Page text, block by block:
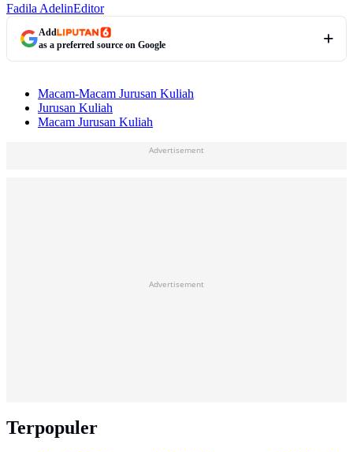
Fadila AdelinEditor
Add
as a preferred source on Google
Macam-Macam Jurusan Kuliah
Jurusan Kuliah
Macam Jurusan Kuliah
Advertisement
Advertisement
Terpopuler